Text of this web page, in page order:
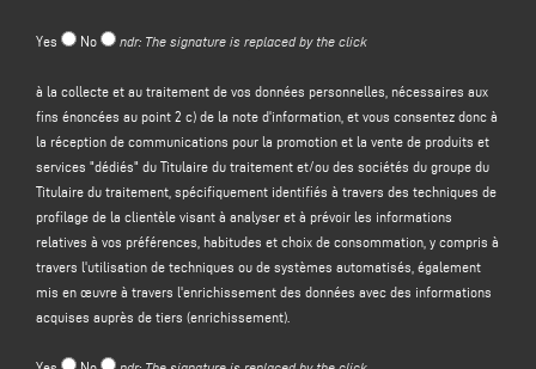
juridique de cette finalité est l'intérêt légitime du responsable du traitement
l'attente raisonnable que vous vous attendiez à ce que vos données
personnelles soient traitées par le responsable du traitement afin de
répondre à votre demande de contact ;
envoyer des communications promotionnelles concernant les
services et les produits du responsable du traitement
et/ou des
sociétés du
groupe
du responsable du traitement et/ou des événements organisés par
eux ou vous contacter à des fins d'étude de marché par téléphone avec un
opérateur ou par des méthodes de contact automatisées (par exemple,
campagnes de courrier électronique automatisées, SMS, contact
téléphonique automatisé, messagerie instantanée, etc ;
traitement et/ou des sociétés du Groupe du Titulaire du traitement
Yes No ndr: The signature is replaced by the click
à la collecte et au traitement de vos données personnelles, nécessaires aux
fins énoncées au point 2 c) de la note d'information, et vous consentez donc à
la réception de communications pour la promotion et la vente de produits et
services "dédiés" du Titulaire du traitement et/ou des sociétés du groupe du
Titulaire du traitement, spécifiquement identifiés à travers des techniques de
profilage de la clientèle visant à analyser et à prévoir les informations
relatives à vos préférences, habitudes et choix de consommation, y compris à
travers l'utilisation de techniques ou de systèmes automatisés, également
mis en œuvre à travers l'enrichissement des données avec des informations
acquises auprès de tiers (enrichissement).